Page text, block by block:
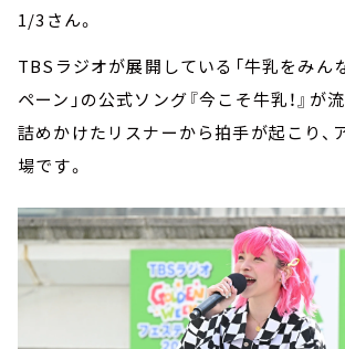
1/3さん。
TBSラジオが展開している「牛乳をみん
ペーン」の公式ソング『今こそ牛乳！』が
詰めかけたリスナーから拍手が起こり、
場です。